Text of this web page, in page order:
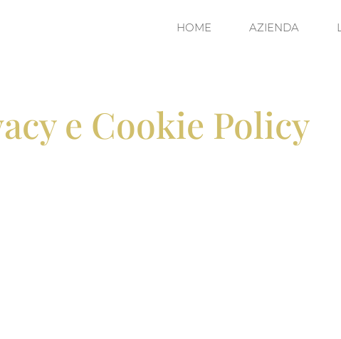
HOME AZIENDA
e Cookie Policy